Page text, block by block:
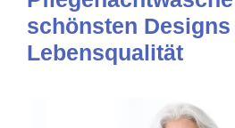
schönsten
Lebensqualität